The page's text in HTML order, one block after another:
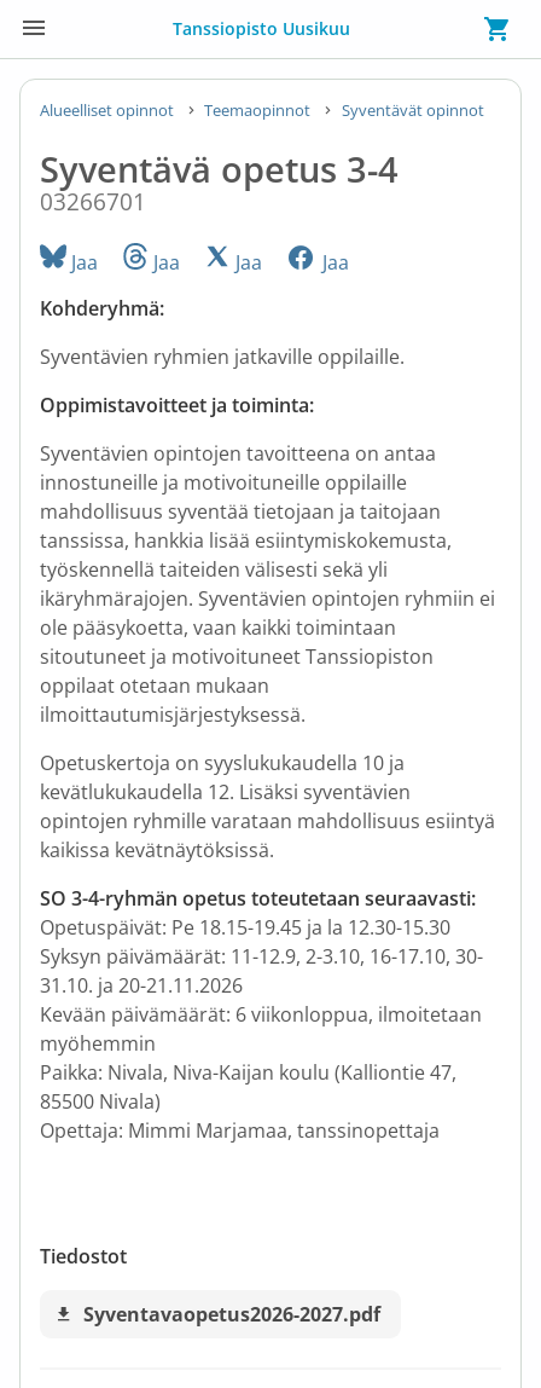
Tanssiopisto Uusikuu
Alueelliset opinnot Teemaopinnot Syventävät opinnot
Syventävä opetus 3-4
03266701
Jaa Jaa Jaa
Jaa
Kohderyhmä:
Syventävien ryhmien jatkaville oppilaille.
Oppimistavoitteet ja toiminta:
Syventävien opintojen tavoitteena on antaa
innostuneille ja motivoituneille oppilaille
mahdollisuus syventää tietojaan ja taitojaan
tanssissa, hankkia lisää esiintymiskokemusta,
työskennellä taiteiden välisesti sekä yli
ikäryhmärajojen. Syventävien opintojen ryhmiin ei
ole pääsykoetta, vaan kaikki toimintaan
sitoutuneet ja motivoituneet Tanssiopiston
oppilaat otetaan mukaan
ilmoittautumisjärjestyksessä.
Opetuskertoja on syyslukukaudella 10 ja
kevätlukukaudella 12. Lisäksi syventävien
opintojen ryhmille varataan mahdollisuus esiintyä
kaikissa kevätnäytöksissä.
SO 3-4-ryhmän opetus toteutetaan seuraavasti:
Opetuspäivät: Pe 18.15-19.45 ja la 12.30-15.30
Syksyn päivämäärät: 11-12.9, 2-3.10, 16-17.10, 30-
31.10. ja 20-21.11.2026
Kevään päivämäärät: 6 viikonloppua, ilmoitetaan
myöhemmin
Paikka: Nivala, Niva-Kaijan koulu (Kalliontie 47,
85500 Nivala)
Opettaja: Mimmi Marjamaa, tanssinopettaja
Tiedostot
Syventavaopetus2026-2027.pdf